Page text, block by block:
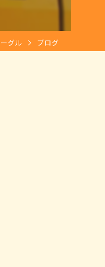
グル ブログ